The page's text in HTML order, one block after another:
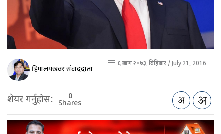
हिमालयखवर संवाददाता ६ श्रावण २०७३, बिहिबार / July 21, 2016
शेयर गर्नुहोस: 0
Shares